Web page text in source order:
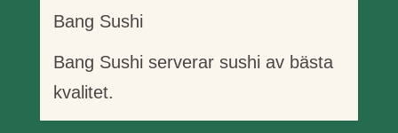
Bang Sushi
Bang Sushi serverar sushi av bästa
kvalitet.